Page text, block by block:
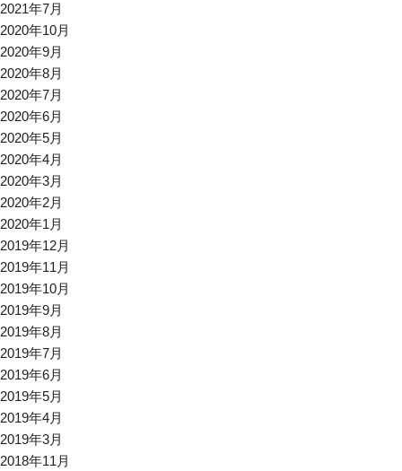
2021年7月
2020年10月
2020年9月
2020年8月
2020年7月
2020年6月
2020年5月
2020年4月
2020年3月
2020年2月
2020年1月
2019年12月
2019年11月
2019年10月
2019年9月
2019年8月
2019年7月
2019年6月
2019年5月
2019年4月
2019年3月
2018年11月